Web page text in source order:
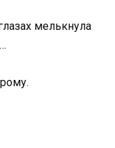
мелькнула